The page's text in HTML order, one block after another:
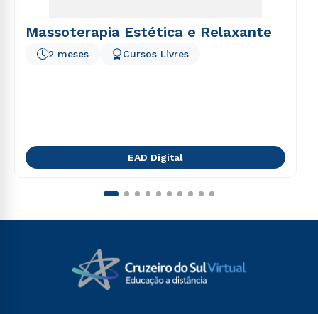
Massoterapia Estética e Relaxante
2 meses Cursos Livres
EAD Digital